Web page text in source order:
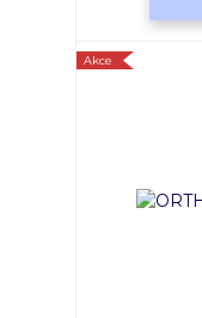
Akce